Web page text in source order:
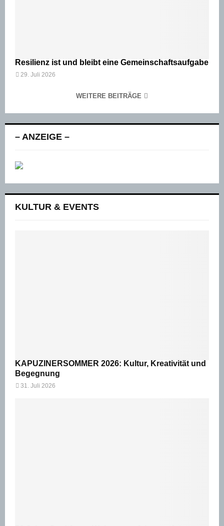
Resilienz ist und bleibt eine Gemeinschaftsaufgabe
29. Juli 2026
WEITERE BEITRÄGE
– ANZEIGE –
KULTUR & EVENTS
KAPUZINERSOMMER 2026: Kultur, Kreativität und
Begegnung
31. Juli 2026